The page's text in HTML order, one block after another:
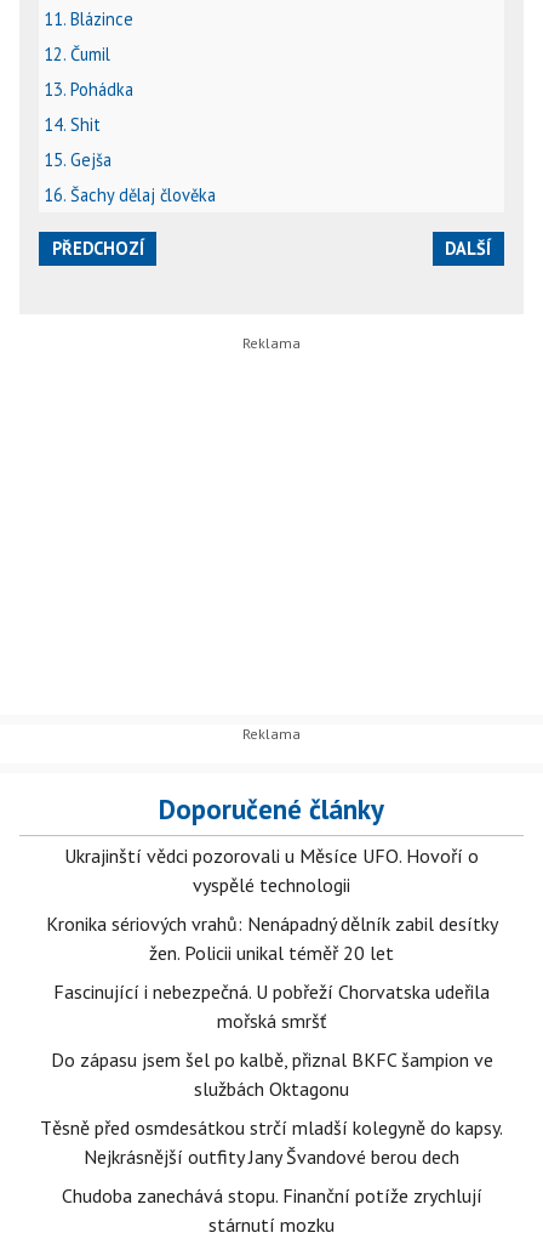
11. Blázince
12. Čumil
13. Pohádka
14. Shit
15. Gejša
16. Šachy dělaj člověka
PŘEDCHOZÍ DALŠÍ
Doporučené články
Ukrajinští vědci pozorovali u Měsíce UFO. Hovoří o
vyspělé technologii
Kronika sériových vrahů: Nenápadný dělník zabil desítky
žen. Policii unikal téměř 20 let
Fascinující i nebezpečná. U pobřeží Chorvatska udeřila
mořská smršť
Do zápasu jsem šel po kalbě, přiznal BKFC šampion ve
službách Oktagonu
Těsně před osmdesátkou strčí mladší kolegyně do kapsy.
Nejkrásnější outfity Jany Švandové berou dech
Chudoba zanechává stopu. Finanční potíže zrychlují
stárnutí mozku